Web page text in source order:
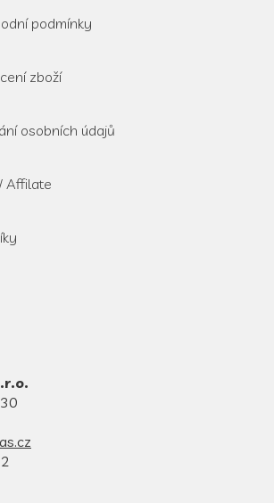
podmínky
zboží
osobních údajů
Affilate